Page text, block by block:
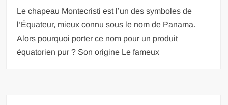
Le chapeau Montecristi est l’un des symboles de
l’Équateur, mieux connu sous le nom de Panama.
Alors pourquoi porter ce nom pour un produit
équatorien pur ? Son origine Le fameux